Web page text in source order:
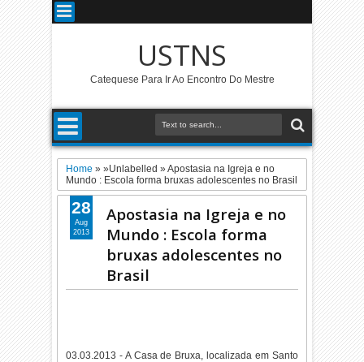
USTNS
Catequese Para Ir Ao Encontro Do Mestre
Home » »Unlabelled »Apostasia na Igreja e no
Mundo : Escola forma bruxas adolescentes no Brasil
Apostasia na Igreja e no
Mundo : Escola forma
bruxas adolescentes no
Brasil
03.03.2013 - A Casa de Bruxa, localizada em Santo
28
Aug
2013